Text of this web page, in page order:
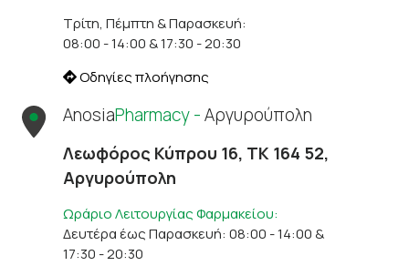
Τρίτη, Πέμπτη & Παρασκευή:
08:00 - 14:00 & 17:30 - 20:30
Οδηγίες πλοήγησης
AnosiaPharmacy -Αργυρούπολη
Λεωφόρος Κύπρου 16, ΤΚ 164 52,
Αργυρούπολη
Ωράριο Λειτουργίας Φαρμακείου:
Δευτέρα έως Παρασκευή: 08:00 - 14:00 &
17:30 - 20:30